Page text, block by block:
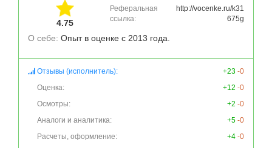
4.75
Реферальная
ссылка:
http://vocenke.ru/k31
675g
О себе:
Отзывы (исполнитель): +23 -0
Оценка:
+12 -0
Осмотры:
+2 -0
Аналоги и аналитика:
+5 -0
Расчеты, оформление:
+4 -0